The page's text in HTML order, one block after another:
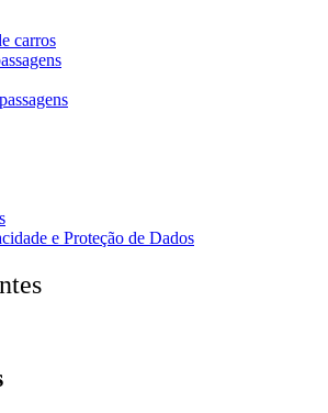
carros
e Proteção de Dados